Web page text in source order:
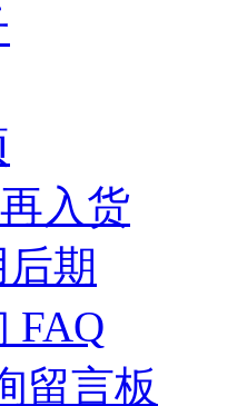
入货
期
FAQ
留言板